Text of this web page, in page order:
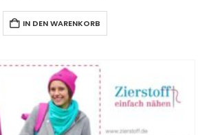
IN DEN WARENKORB